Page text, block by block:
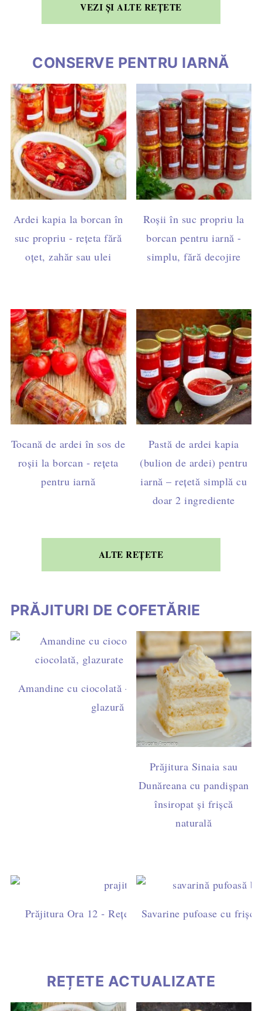
VEZI ȘI ALTE REȚETE
CONSERVE PENTRU IARNĂ
Ardei kapia la borcan în
suc propriu - rețeta fără
oțet, zahăr sau ulei
Roșii în suc propriu la
borcan pentru iarnă -
simplu, fără decojire
Tocană de ardei în sos de
roșii la borcan - rețeta
pentru iarnă
Pastă de ardei kapia
(bulion de ardei) pentru
iarnă – rețetă simplă cu
doar 2 ingrediente
ALTE REȚETE
PRĂJITURI DE COFETĂRIE
Amandine cu ciocolată – rețetă ușoară de casă, cu
glazură simplă (fără fondant)
Prăjitura Sinaia sau
Dunăreana cu pandișpan
însiropat și frișcă
naturală
Prăjitura Ora 12 - Rețetă ușoară cu blat de cacao,
Savarine pufoase cu
REȚETE ACTUALIZATE